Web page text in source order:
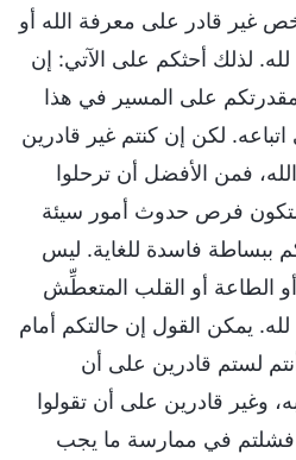
غير قادر على معرفة الله أو
لذلك أحثكم على الآتي: إن
على المسير في هذا
لكن إن كنتم غير قادرين
فمن الأفضل أن ترحلوا
فرص حدوث أمور سيئة
ببساطة فاسدة للغاية. ليس
الطاعة أو القلب المتعطِّش
لله. يمكن القول إن حالتكم أمام
لستم قادرين على أن
به، وغير قادرين على أن تقولوا
فشلتم في ممارسة ما يجب